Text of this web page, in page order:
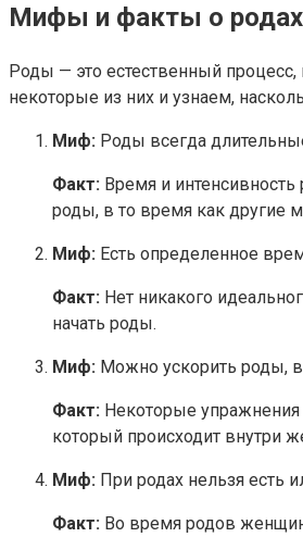
Мифы и факты о родах
Роды — это естественный
некоторые из них и узнаем,
Миф: Роды всегда
Факт: Время и
роды, в то время как другие
Миф: Есть определенное
Факт: Нет никакого
начать роды.
Миф: Можно ускорить роды,
Факт: Некоторые упражнения
который происходит внутри
Миф: При родах нельзя есть
Факт: Во время родов